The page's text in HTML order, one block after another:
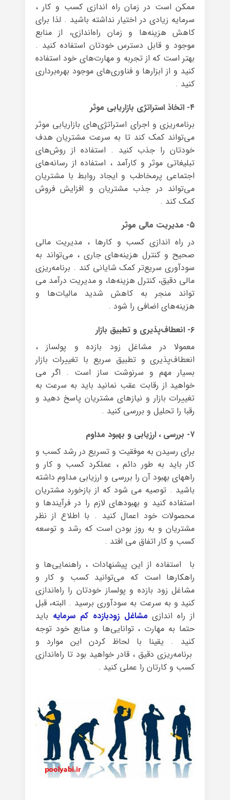
ممکن است در زمان راه اندازی کسب و کار ،
سرمایه زیادی در اختیار نداشته باشید . لذا برای
کاهش هزینه‌ها و زمان راه‌اندازی، از منابع
موجود و قابل دسترس خودتان استفاده کنید .
بهتر است که از تجربه و مهارت‌های خود استفاده
کنید و از ابزارها و فناوری‌های موجود بهره‌برداری
کنید .
۴- اتخاذ استراتژی بازاریابی موثر
برنامه‌ریزی و اجرای استراتژی‌های بازاریابی موثر
می‌تواند کمک کند تا به سرعت مشتریان هدف
خودتان را جذب کنید . استفاده از روش‌های
تبلیغاتی موثر و کارآمد ، استفاده از رسانه‌های
اجتماعی پرمخاطب و ایجاد روابط با مشتریان
می‌تواند در جذب مشتریان و افزایش فروش
کمک کند .
۵- مدیریت مالی موثر
در راه اندازی کسب و کارها ، مدیریت مالی
صحیح و کنترل هزینه‌های جاری ، می‌تواند به
سودآوری سریع‌تر کمک شایانی کند . برنامه‌ریزی
مالی دقیق، کنترل هزینه‌ها، و مدیریت درآمد می
تواند منجر به کاهش شدید مالیات‌ها و
هزینه‌های اضافی را شود .
۶- انعطاف‌پذیری و تطبیق بازار
معمولا در مشاغل زود بازده و پولساز ،
انعطاف‌پذیری و تطبیق سریع با تغییرات بازار
بسیار مهم و سرنوشت ساز است . اگر می
خواهید از رقابت عقب نمانید باید به سرعت به
تغییرات بازار و نیازهای مشتریان پاسخ دهید و
رقبا را تحلیل و بررسی کنید .
۷- بررسی ، ارزیابی و بهبود مداوم
برای رسیدن به موفقیت و تسریع در رشد کسب و
کار باید به طور دائم ، عملکرد کسب و کار و
راههای بهبود آن را بررسی و ارزیابی مداوم داشته
باشید . توصیه می شود که از بازخورد مشتریان
استفاده کنید و بهبودهای لازم را در فرآیندها و
محصولات خود اعمال کنید . با اطلاع از نظر
مشتریان و به روز بودن است که رشد و توسعه
کسب و کار اتفاق می افتد .
با استفاده از این پیشنهادات ، راهنمایی‌ها و
راهکارها است که می‌توانید کسب و کار و
مشاغل زود بازده و پولساز خودتان را راه‌اندازی
کنید و به سرعت به سودآوری برسید . البته، قبل
از راه اندازی مشاغل زودبازده کم سرمایه باید
حتما به مهارت ، توانایی‌ها و منابع خود توجه
کنید . یقینا با لحاظ کردن این موارد و
برنامه‌ریزی دقیق ، قادر خواهید بود تا راه‌اندازی
کسب و کارتان را عملی کنید .